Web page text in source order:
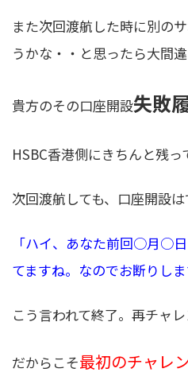
また次回渡航した時に別の
うかな・・と思ったら大間違
貴方のその口座開設失敗
HSBC香港側にきちんと残っ
次回渡航しても、口座開設は
「ハイ、あなた前回○月○
てますね。なのでお断りしま
こう言われて終了。再チャレ
だからこそ最初のチャレ